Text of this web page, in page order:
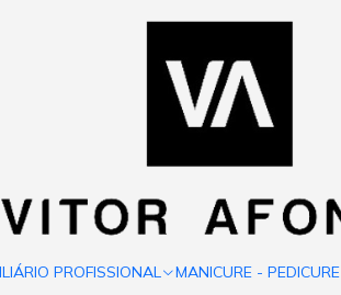
PROFISSIONAL MANICURE - PEDICURE